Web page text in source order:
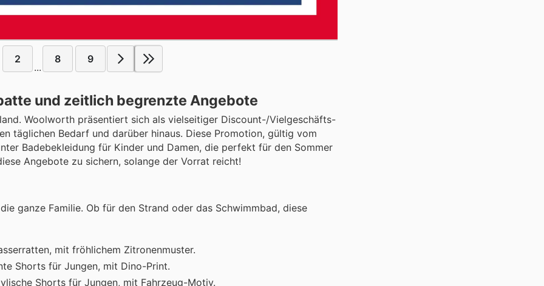
2
...
8 9
und zeitlich begrenzte Angebote
Woolworth präsentiert sich als vielseitiger Discount-/Vielgeschäfts-
täglichen Bedarf und darüber hinaus. Diese Promotion, gültig vom
Badebekleidung für Kinder und Damen, die perfekt für den Sommer
Angebote zu sichern, solange der Vorrat reicht!
ganze Familie. Ob für den Strand oder das Schwimmbad, diese
mit fröhlichem Zitronenmuster.
Shorts für Jungen, mit Dino-Print.
Shorts für Jungen, mit Fahrzeug-Motiv.